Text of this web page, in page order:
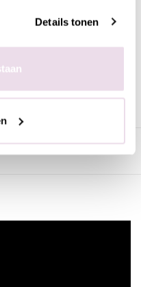
Details tonen
mee te nemen onderweg.
grote flacons aan te
Dan kun jij deze